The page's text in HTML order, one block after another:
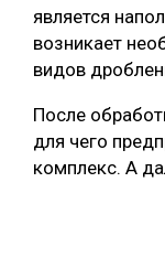
является
возникает
видов
После
для чего
комплекс. А